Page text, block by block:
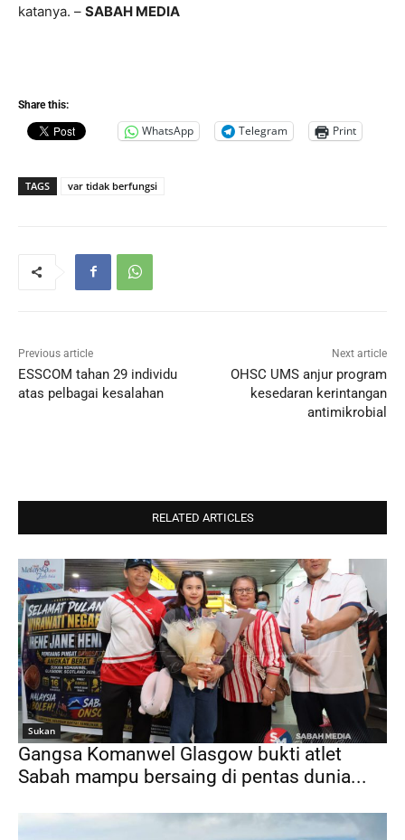
katanya. – SABAH MEDIA
Share this:
WhatsApp Telegram Print
TAGS var tidak berfungsi
Previous article
ESSCOM tahan 29 individu
atas pelbagai kesalahan
Next article
OHSC UMS anjur program
kesedaran kerintangan
antimikrobial
RELATED ARTICLES
Sukan
Gangsa Komanwel Glasgow bukti atlet
Sabah mampu bersaing di pentas dunia...